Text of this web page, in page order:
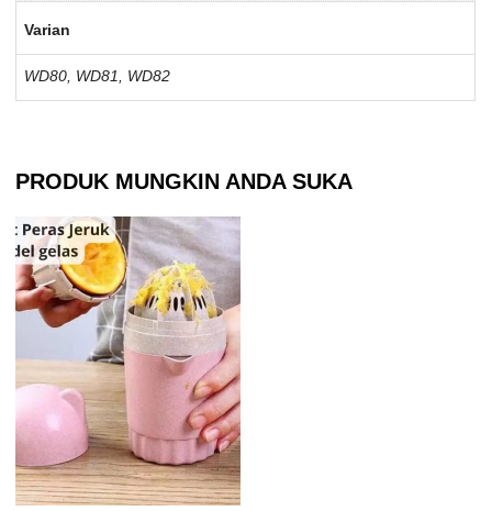
Varian
WD80, WD81, WD82
PRODUK MUNGKIN ANDA SUKA